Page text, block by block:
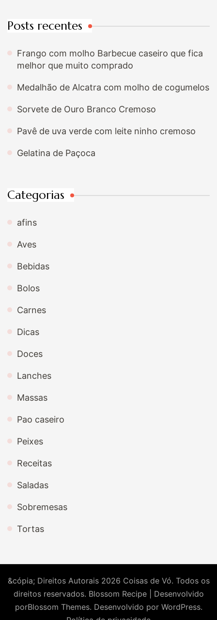
Posts recentes
Frango com molho Barbecue caseiro que fica
melhor que muito comprado
Medalhão de Alcatra com molho de cogumelos
Sorvete de Ouro Branco Cremoso
Pavê de uva verde com leite ninho cremoso
Gelatina de Paçoca
Categorias
afins
Aves
Bebidas
Bolos
Carnes
Dicas
Doces
Lanches
Massas
Pao caseiro
Peixes
Receitas
Saladas
Sobremesas
Tortas
&cópia; Direitos Autorais 2026 Coisas de Vó. Todos os
direitos reservados. Blossom Recipe | Desenvolvido
porBlossom Themes. Desenvolvido por WordPress.